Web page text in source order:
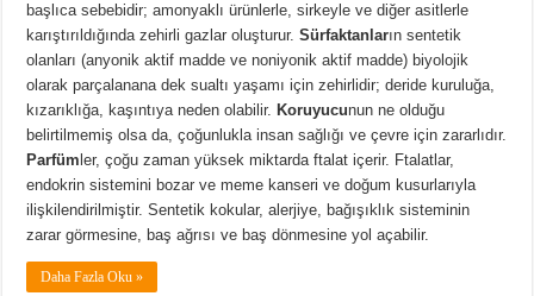
başlıca sebebidir; amonyaklı ürünlerle, sirkeyle ve diğer asitlerle
karıştırıldığında zehirli gazlar oluşturur.Sürfaktanların sentetik
olanları (anyonik aktif madde ve noniyonik aktif madde) biyolojik
olarak parçalanana dek sualtı yaşamı için zehirlidir; deride kuruluğa,
kızarıklığa, kaşıntıya neden olabilir. Koruyucunun ne olduğu
belirtilmemiş olsa da, çoğunlukla insan sağlığı ve çevre için zararlıdır.
Parfüm ler, çoğu zaman yüksek miktarda ftalat içerir. Ftalatlar,
endokrin sistemini bozar ve meme kanseri ve doğum kusurlarıyla
ilişkilendirilmiştir. Sentetik kokular, alerjiye, bağışıklık sisteminin
zarar görmesine, baş ağrısı ve baş dönmesine yol açabilir.
Daha Fazla Oku »